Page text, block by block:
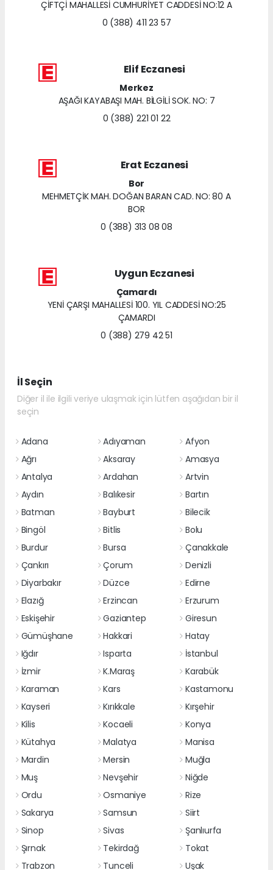
ÇİFTÇİ MAHALLESİ CUMHURİYET CADDESİ NO:12 A
0 (388) 411 23 57
Elif Eczanesi
Merkez
AŞAĞI KAYABAŞI MAH. BİLGİLİ SOK. NO: 7
0 (388) 221 01 22
Erat Eczanesi
Bor
MEHMETÇİK MAH. DOĞAN BARAN CAD. NO: 80 A
BOR
0 (388) 313 08 08
Uygun Eczanesi
Çamardı
YENİ ÇARŞI MAHALLESİ 100. YIL CADDESİ NO:25
ÇAMARDI
0 (388) 279 42 51
İl Seçin
Diğer il ile ilgili veriye ulaşmak için lütfen aşağıdan bir il
seçin
Adana Adıyaman
Afyon
Ağrı
Aksaray
Amasya
Antalya
Ardahan
Artvin
Aydın
Balıkesir
Bartın
Batman
Bayburt
Bilecik
Bingöl
Bitlis
Bolu
Burdur
Bursa
Çanakkale
Çankırı
Çorum
Denizli
Diyarbakır
Düzce
Edirne
Elazığ
Erzincan
Erzurum
Eskişehir
Gaziantep
Giresun
Gümüşhane
Hakkari
Hatay
Iğdır
Isparta
İstanbul
İzmir
K.Maraş
Karabük
Karaman
Kars
Kastamonu
Kayseri
Kırıkkale
Kırşehir
Kilis
Kocaeli
Konya
Kütahya
Malatya
Manisa
Mardin
Mersin
Muğla
Muş
Nevşehir
Niğde
Ordu
Osmaniye
Rize
Sakarya
Samsun
Siirt
Sinop
Sivas
Şanlıurfa
Şırnak
Tekirdağ
Tokat
Trabzon
Tunceli Uşak